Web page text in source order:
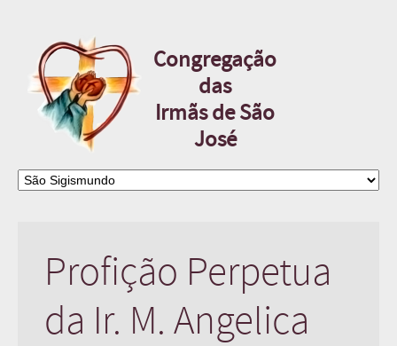
Congregação
das
Irmãs de São
José
Profição Perpetua
da Ir. M. Angelica